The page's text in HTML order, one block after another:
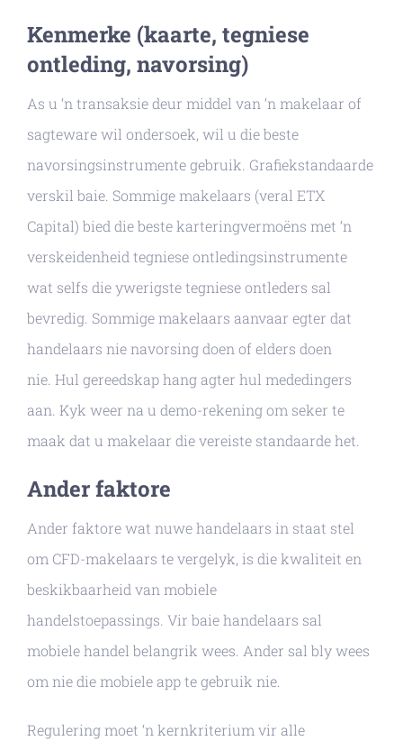
Kenmerke (kaarte, tegniese
ontleding, navorsing)
As u ‘n transaksie deur middel van ‘n makelaar of
sagteware wil ondersoek, wil u die beste
navorsingsinstrumente gebruik. Grafiekstandaarde
verskil baie. Sommige makelaars (veral ETX
Capital) bied die beste karteringvermoëns met ‘n
verskeidenheid tegniese ontledingsinstrumente
wat selfs die ywerigste tegniese ontleders sal
bevredig. Sommige makelaars aanvaar egter dat
handelaars nie navorsing doen of elders doen
nie. Hul gereedskap hang agter hul mededingers
aan. Kyk weer na u demo-rekening om seker te
maak dat u makelaar die vereiste standaarde het.
Ander faktore
Ander faktore wat nuwe handelaars in staat stel
om CFD-makelaars te vergelyk, is die kwaliteit en
beskikbaarheid van mobiele
handelstoepassings. Vir baie handelaars sal
mobiele handel belangrik wees. Ander sal bly wees
om nie die mobiele app te gebruik nie.
Regulering moet ‘n kernkriterium vir alle